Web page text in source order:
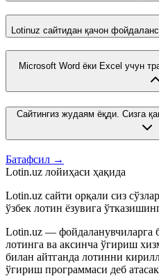
Lotinuz сайтидан қачон
Microsoft Word ёки Excel учун
Сайтингиз жудаям ёқди. Сизга
Батафсил →
Lotin.uz лойиҳаси ҳақида
Lotin.uz сайти орқали сиз
ўзбек лотин ёзувига
Lotin.uz — фойдаланувчиларга
лотинга ва аксинча ўгириш
билан айтганда лотинни
ўгириш программаси деб